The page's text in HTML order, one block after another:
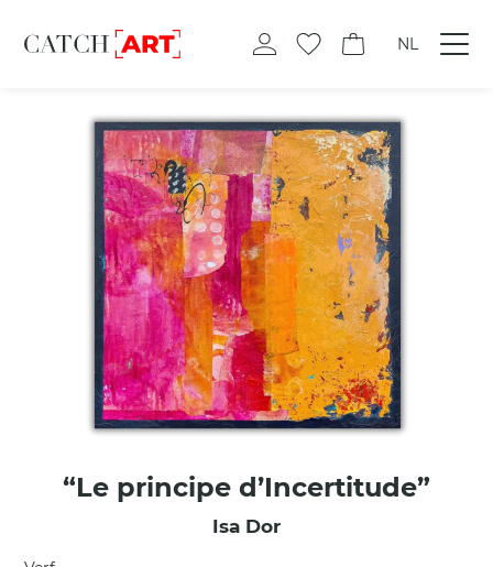
NL
“Le principe d’Incertitude”
Isa Dor